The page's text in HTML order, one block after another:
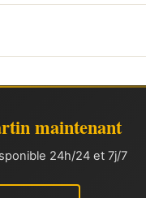
maintenant
24h/24 et 7j/7